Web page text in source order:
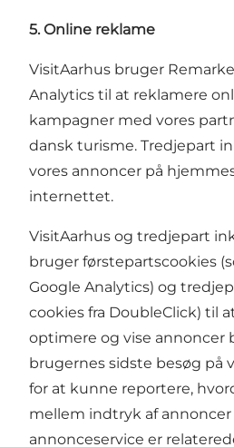
5. Online reklame
VisitAarhus bruger
Analytics til at reklamere
kampagner med vores
dansk turisme. Tredjepart
vores annoncer på
internettet.
VisitAarhus og tredjepart
bruger førstepartscookies
Google Analytics) og
cookies fra DoubleClick) til
optimere og vise annoncer
brugernes sidste besøg på
for at kunne reportere,
mellem indtryk af
annonceservice er